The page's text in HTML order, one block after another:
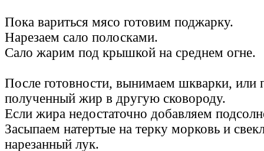
Пока вариться мясо готовим поджарку.
Нарезаем сало полосками.
Сало жарим под крышкой на среднем огне.
После готовности, вынимаем шкварки, или
полученный жир в другую сковороду.
Если жира недостаточно добавляем
Засыпаем натертые на терку морковь и
нарезанный лук.